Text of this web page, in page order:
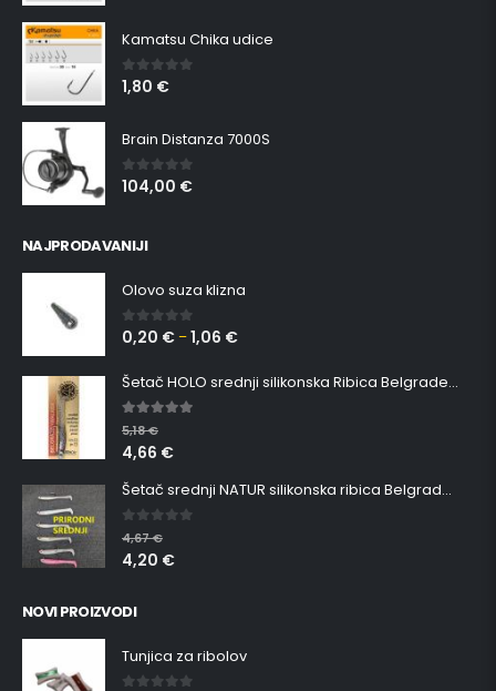
Kamatsu Chika udice
0 out of 5
1,80 €
Brain Distanza 7000S
0out of 5
104,00 €
NAJPRODAVANIJI
Olovo suza klizna
0 out of 5
0,20 € –1,06 €
Šetač HOLO srednji silikonska Ribica Belgrade Walker
5.00out of 5
5,18€
4,66 €
Šetač srednji NATUR silikonska ribica Belgrade Walker
0 out of 5
4,67€
4,20 €
NOVI PROIZVODI
Tunjica za ribolov